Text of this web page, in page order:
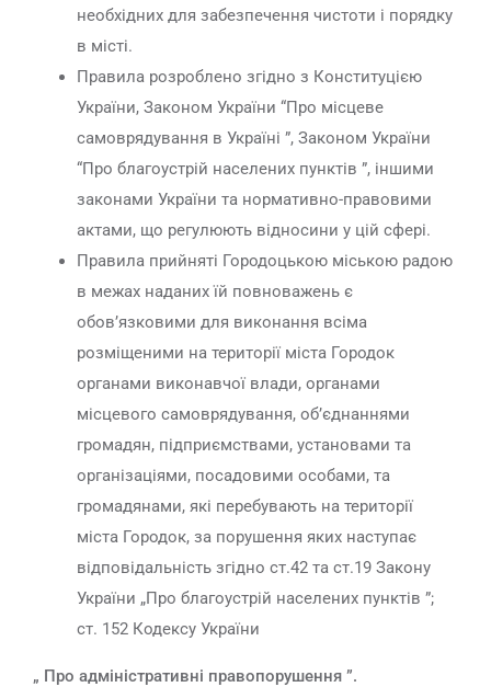
необхідних для забезпечення чистоти і порядку
в місті.
Правила розроблено згідно з Конституцією
України, Законом України “Про місцеве
самоврядування в Україні ”, Законом України
“Про благоустрій населених пунктів ”, іншими
законами України та нормативно-правовими
актами, що регулюють відносини у цій сфері.
Правила прийняті Городоцькою міською радою
в межах наданих їй повноважень є
обов’язковими для виконання всіма
розміщеними на території міста Городок
органами виконавчої влади, органами
місцевого самоврядування, об’єднаннями
громадян, підприємствами, установами та
організаціями, посадовими особами, та
громадянами, які перебувають на території
міста Городок, за порушення яких наступає
відповідальність згідно ст.42 та ст.19 Закону
України „Про благоустрій населених пунктів ”;
ст. 152 Кодексу України
„ Про адміністративні правопорушення ”.